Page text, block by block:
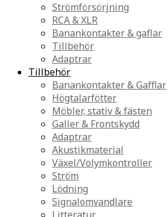
Strömförsörjning
RCA & XLR
Banankontakter & gaflar
Tillbehör
Adaptrar
Tillbehör
Banankontakter & Gafflar
Högtalarfötter
Möbler, stativ & fästen
Galler & Frontskydd
Adaptrar
Akustikmaterial
Växel/Volymkontroller
Ström
Lödning
Signalomvandlare